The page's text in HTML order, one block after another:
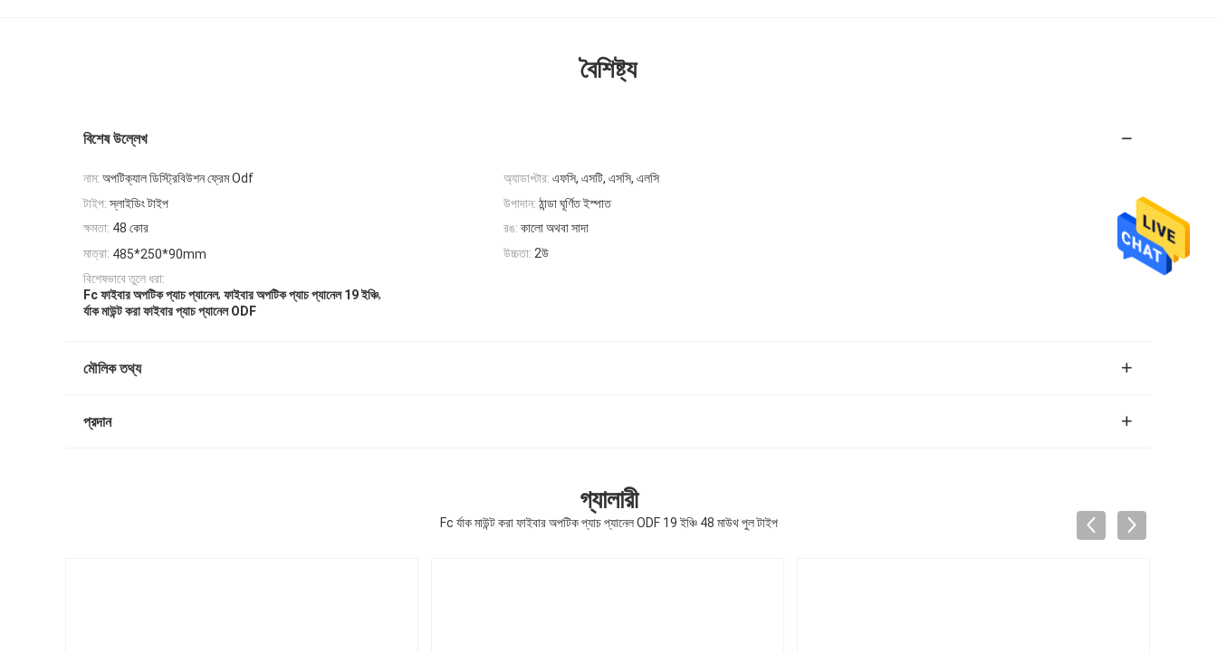
বৈশিষ্ট্য
বিশেষ উল্লেখ
নাম: অপটিক্যাল ডিস্ট্রিবিউশন ফ্রেম Odf অ্যাডাপ্টার: এফসি, এসটি, এসসি, এলসি
টাইপ: স্লাইডিং টাইপ উপাদান: ঠান্ডা ঘূর্ণিত ইস্পাত
ক্ষমতা: 48 কোর রঙ: কালো অথবা সাদা
মাত্রা: 485*250*90mm উচ্চতা: 2উ
বিশেষভাবে তুলে ধরা:
Fc ফাইবার অপটিক প্যাচ প্যানেল, ফাইবার অপটিক প্যাচ প্যানেল 19 ইঞ্চি,
র্যাক মাউন্ট করা ফাইবার প্যাচ প্যানেল ODF
মৌলিক তথ্য
প্রদান
গ্যালারী
Fc র্যাক মাউন্ট করা ফাইবার অপটিক প্যাচ প্যানেল ODF 19 ইঞ্চি 48 মাউথ পুল টাইপ